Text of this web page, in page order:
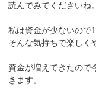
読んでみてくださいね。
私は資金が少ないので
そんな気持ちで楽しく
資金が増えてきたので
きます。